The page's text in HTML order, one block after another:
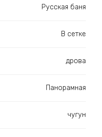
Русская баня
В сетке
дрова
Панорамная
чугун